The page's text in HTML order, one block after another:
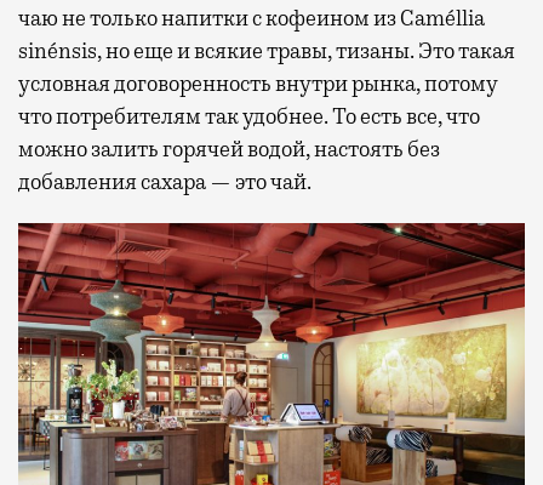
чаю не только напитки с кофеином из Caméllia
sinénsis, но еще и всякие травы, тизаны. Это такая
условная договоренность внутри рынка, потому
что потребителям так удобнее. То есть все, что
можно залить горячей водой, настоять без
добавления сахара — это чай.